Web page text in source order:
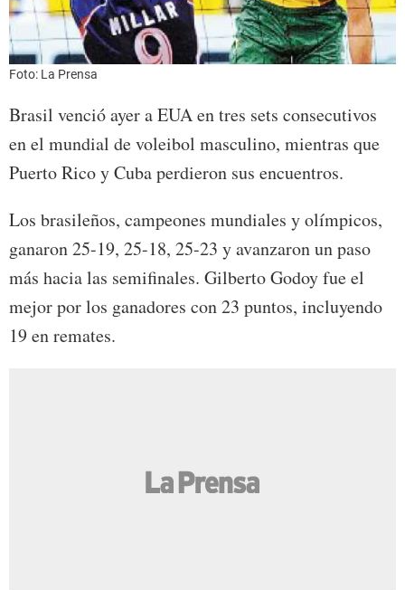
Foto: La Prensa
Brasil venció ayer a EUA en tres sets consecutivos
en el mundial de voleibol masculino, mientras que
Puerto Rico y Cuba perdieron sus encuentros.
Los brasileños, campeones mundiales y olímpicos,
ganaron 25-19, 25-18, 25-23 y avanzaron un paso
más hacia las semifinales. Gilberto Godoy fue el
mejor por los ganadores con 23 puntos, incluyendo
19 en remates.